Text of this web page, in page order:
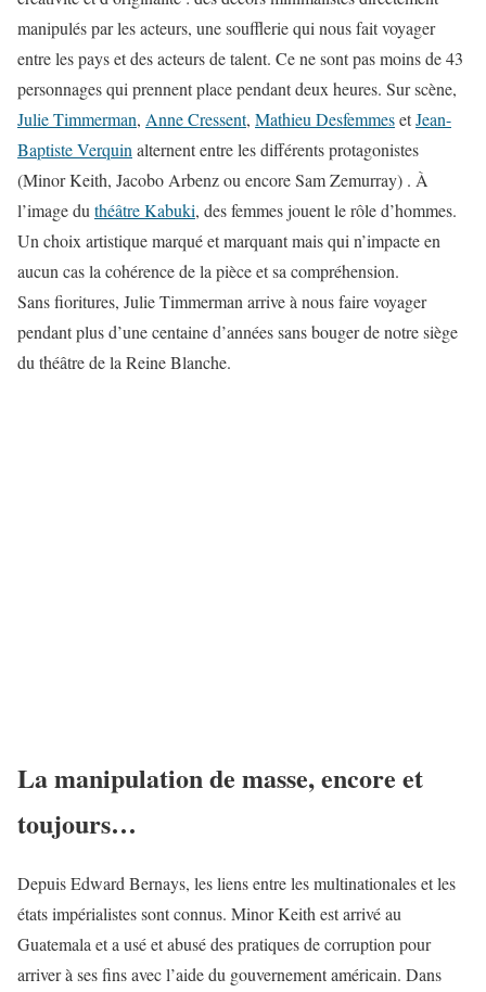
manipulés par les acteurs, une soufflerie qui nous fait voyager
entre les pays et des acteurs de talent. Ce ne sont pas moins de 43
personnages qui prennent place pendant deux heures. Sur scène,
Julie Timmerman, Anne Cressent, Mathieu DesfemmesetJean-
Baptiste Verquinalternent entre les différents protagonistes
(Minor Keith, Jacobo Arbenz ou encore Sam Zemurray) . À
l’image duthéâtre Kabuki, des femmes jouent le rôle d’hommes.
Un choix artistique marqué et marquant mais qui n’impacte en
aucun cas la cohérence de la pièce et sa compréhension.
Sans fioritures, Julie Timmerman arrive à nous faire voyager
pendant plus d’une centaine d’années sans bouger de notre siège
du théâtre de la Reine Blanche.
La manipulation de masse, encore et
toujours…
Depuis Edward Bernays, les liens entre les multinationales et les
états impérialistes sont connus. Minor Keith est arrivé au
Guatemala et a usé et abusé des pratiques de corruption pour
arriver à ses fins avec l’aide du gouvernement américain. Dans